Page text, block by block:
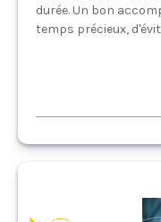
durée. Un bon
temps précieux,